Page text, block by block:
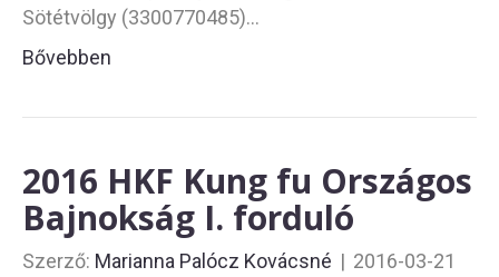
Sötétvölgy (3300770485)…
Bővebben
2016 HKF Kung fu Országos
Bajnokság I. forduló
Szerző: Marianna Palócz Kovácsné | 2016-03-21